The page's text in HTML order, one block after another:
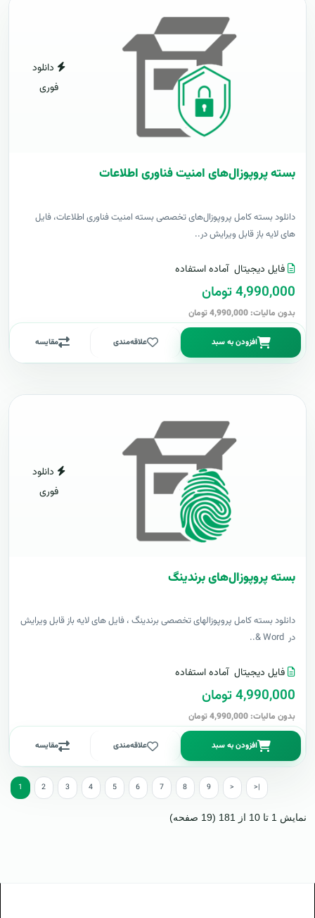
دانلود
فوری
بسته پروپوزال‌های امنیت فناوری اطلاعات
دانلود بسته کامل پروپوزال‌های تخصصی بسته امنیت فناوری اطلاعات، فایل
های لایه باز قابل ویرایش در..
فایل دیجیتال آماده استفاده
4,990,000 تومان
بدون مالیات: 4,990,000 تومان
افزودن به سبد علاقه‌مندی مقایسه
دانلود
فوری
بسته پروپوزال‌های برندینگ
دانلود بسته کامل پروپوزالهای تخصصی برندینگ ، فایل های لایه باز قابل ویرایش
در Word &..
فایل دیجیتال آماده استفاده
4,990,000 تومان
بدون مالیات: 4,990,000 تومان
افزودن به سبد علاقه‌مندی مقایسه
1 2 3 4 5 6 7 8 9 > >|
نمایش 1 تا 10 از 181 (19 صفحه)